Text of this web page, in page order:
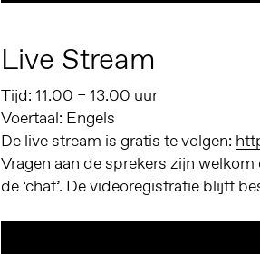
Live Stream
Tijd: 11.00 – 13.00 uur
Voertaal: Engels
De live stream is gratis te volgen:
Vragen aan de sprekers zijn
de ‘chat’. De videoregistratie blijft